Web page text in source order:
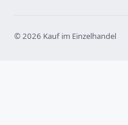
© 2026 Kauf im Einzelhandel